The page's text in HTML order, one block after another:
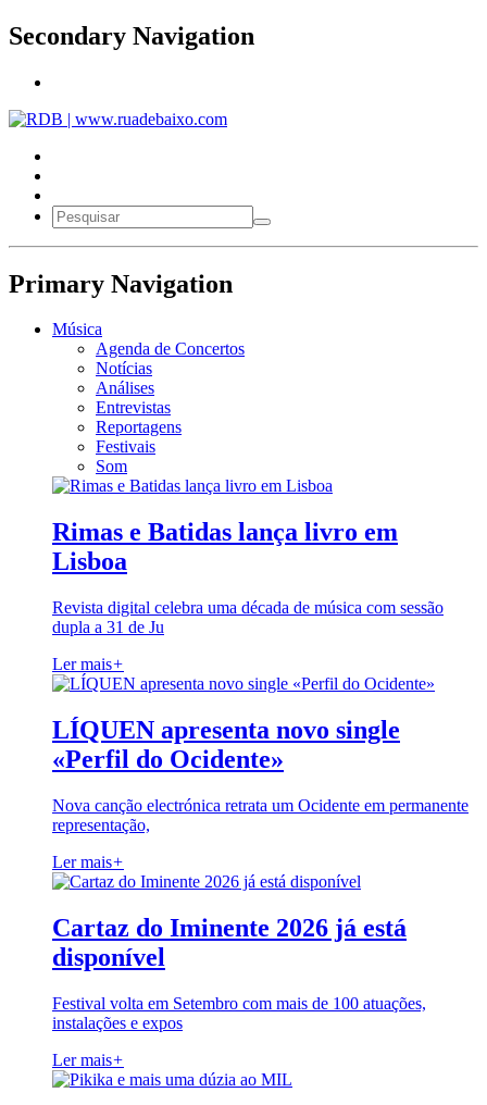
Secondary Navigation
Primary Navigation
Música
Agenda de Concertos
Notícias
Análises
Entrevistas
Reportagens
Festivais
Som
Rimas e Batidas lança livro em
Lisboa
Revista digital celebra uma década de música com sessão
dupla a 31 de Ju
Ler mais+
LÍQUEN apresenta novo single
«Perfil do Ocidente»
Nova canção electrónica retrata um Ocidente em permanente
representação,
Ler mais+
Cartaz do Iminente 2026 já está
disponível
Festival volta em Setembro com mais de 100 atuações,
instalações e expos
Ler mais+